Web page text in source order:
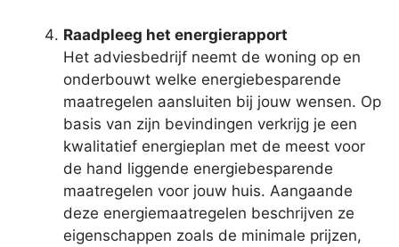
Raadpleeg het energierapport
Het adviesbedrijf neemt de woning op en
onderbouwt welke energiebesparende
maatregelen aansluiten bij jouw wensen. Op
basis van zijn bevindingen verkrijg je een
kwalitatief energieplan met de meest voor
de hand liggende energiebesparende
maatregelen voor jouw huis. Aangaande
deze energiemaatregelen beschrijven ze
eigenschappen zoals de minimale prijzen,